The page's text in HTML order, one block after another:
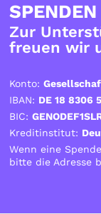
SPENDEN
Zur
freuen wir
Konto:
IBAN: DE 18 8306
BIC:
Kreditinstitut:
Wenn eine
bitte die Adresse